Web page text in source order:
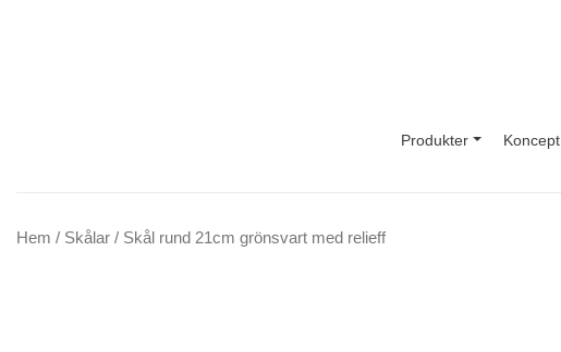
Produkter Koncept
Hem / Skålar / Skål rund 21cm grönsvart med relieff